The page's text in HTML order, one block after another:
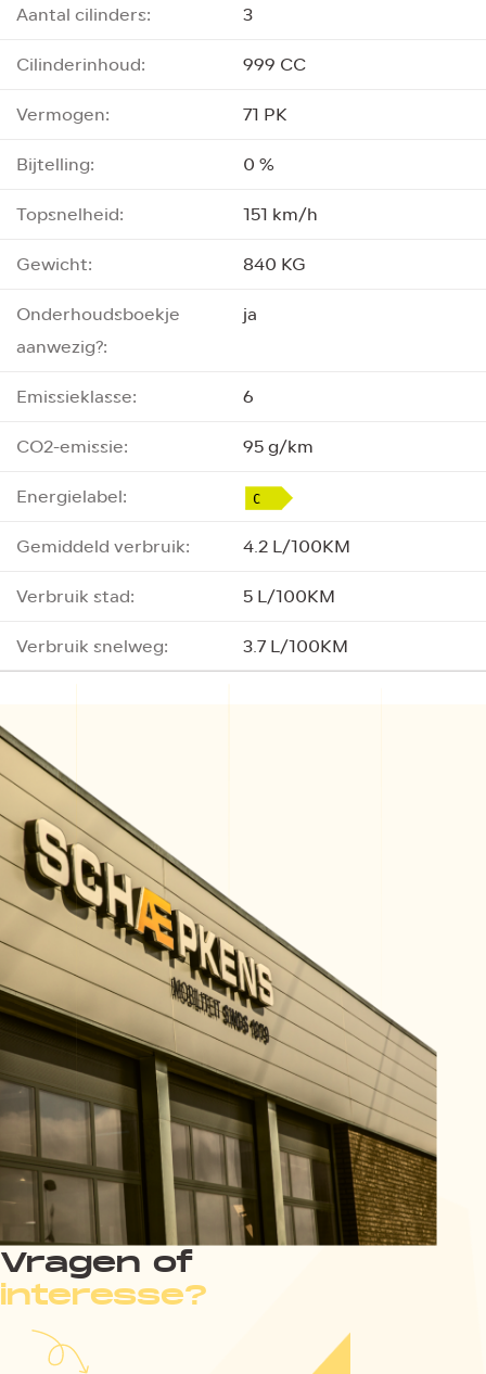
Aantal cilinders:
3
Cilinderinhoud:
999 CC
Vermogen:
71 PK
Bijtelling:
0 %
Topsnelheid:
151 km/h
Gewicht:
840 KG
Onderhoudsboekje
aanwezig?:
ja
Emissieklasse:
6
CO2-emissie:
95 g/km
Energielabel:
Gemiddeld verbruik:
4.2 L/100KM
Verbruik stad:
5 L/100KM
Verbruik snelweg:
3.7 L/100KM
Vragen of
interesse?